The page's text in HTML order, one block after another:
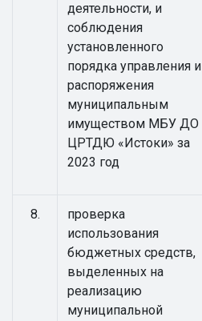
деятельности, и
соблюдения
установленного
порядка управления и
распоряжения
муниципальным
имуществом МБУ ДО
ЦРТДЮ «Истоки» за
2023 год
8.
проверка
использования
бюджетных средств,
выделенных на
реализацию
муниципальной